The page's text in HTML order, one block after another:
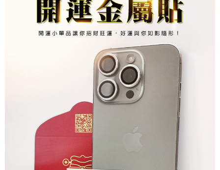
https://aftee.tw/terms/#terms3
３．未成年的使用者請事先徵得法定代理人或監護人之同意方可使用
「AFTEE先享後付」，若未經同意申辦者引起之損失，本公司不負相關責
時審查核予不同之上限額度；若仍有額度不足之情形，本公司將視審查結果
５．嚴禁一人註冊多個帳號或使用他人資訊註冊。若發現惡意使用之情形，
恩沛科技股份有限公司將有權停止該用戶之使用額度並採取法律行動。
7-11取貨付款
每筆NT$80，滿NT$1,288(含以上)免運費
付款後7-11取貨
每筆NT$80，滿NT$1,288(含以上)免運費
每筆NT$80，滿NT$1,200(含以上)免運費
每筆NT$150，滿NT$1,500(含以上)免運費